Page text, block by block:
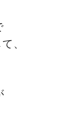
、